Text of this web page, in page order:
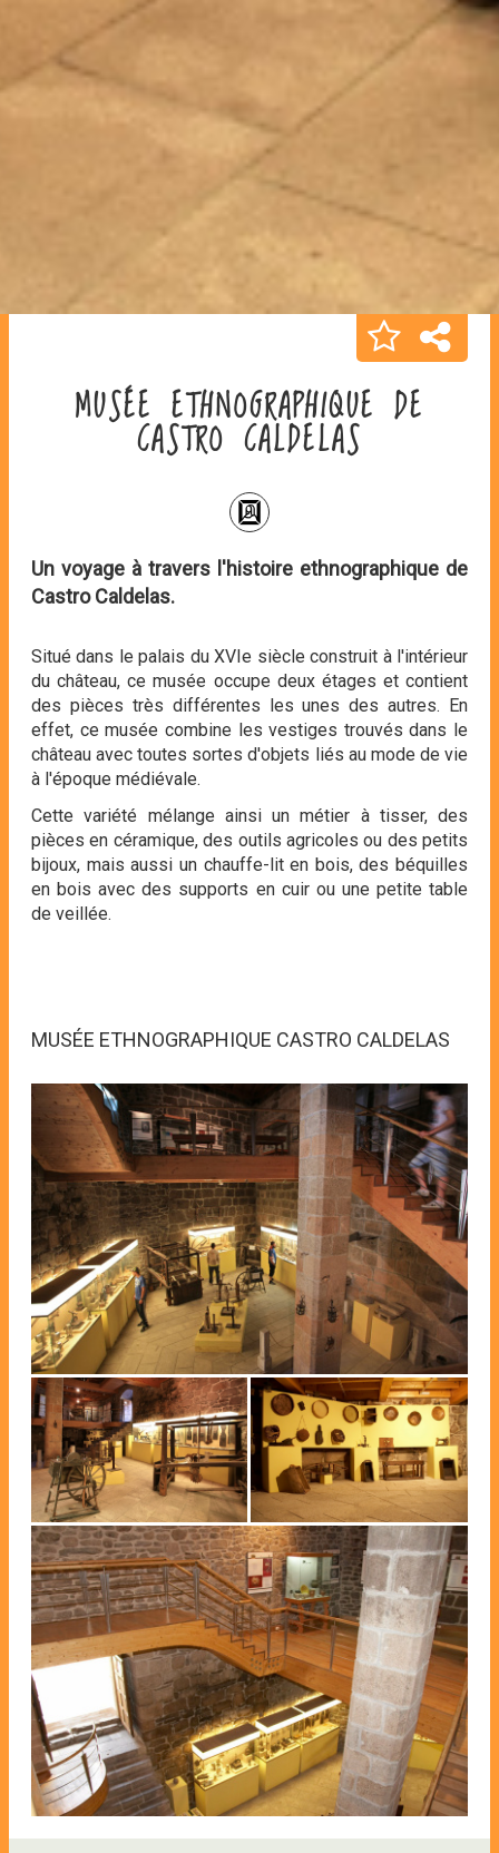
MUSÉE ETHNOGRAPHIQUE DE
CASTRO CALDELAS
Un voyage à travers l'histoire ethnographique de
Castro Caldelas.
Situé dans le palais du XVIe siècle construit à l'intérieur
du château, ce musée occupe deux étages et contient
des pièces très différentes les unes des autres. En
effet, ce musée combine les vestiges trouvés dans le
château avec toutes sortes d'objets liés au mode de vie
à l'époque médiévale.
Cette variété mélange ainsi un métier à tisser, des
pièces en céramique, des outils agricoles ou des petits
bijoux, mais aussi un chauffe-lit en bois, des béquilles
en bois avec des supports en cuir ou une petite table
de veillée.
MUSÉE ETHNOGRAPHIQUE CASTRO CALDELAS